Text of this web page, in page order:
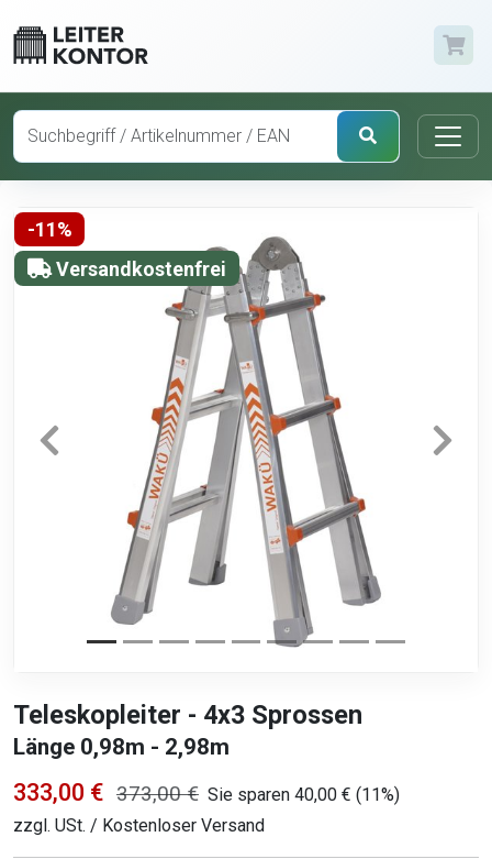
-11%
Versandkostenfrei
Teleskopleiter - 4x3 Sprossen
Länge 0,98m - 2,98m
333,00 € 373,00 € Sie sparen 40,00 € (11%)
zzgl. USt. / Kostenloser Versand